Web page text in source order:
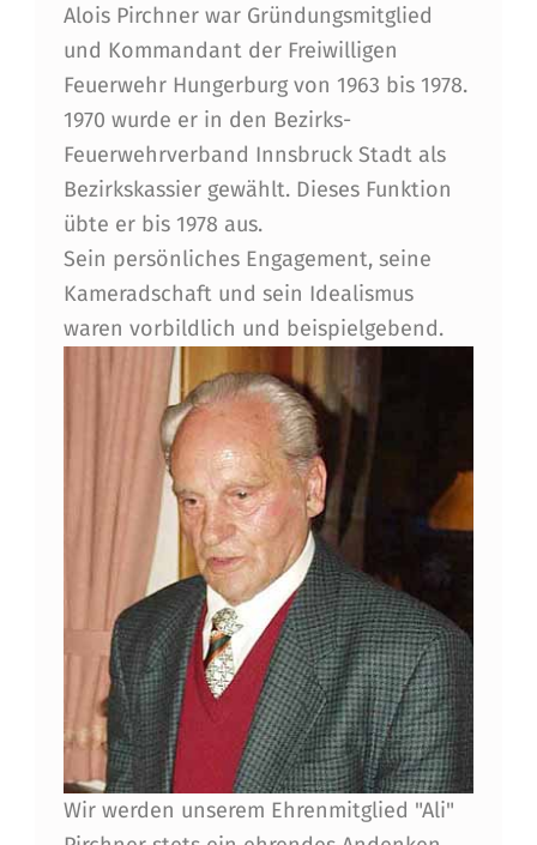
T
G
L
I
E
D
U
N
O
M
A
N
Alois Pirchner war Gründungsmitglied
und Kommandant der Freiwilligen
Feuerwehr Hungerburg von 1963 bis 1978.
1970 wurde er in den Bezirks-
Feuerwehrverband Innsbruck Stadt als
Bezirkskassier gewählt. Dieses Funktion
übte er bis 1978 aus.
Sein persönliches Engagement, seine
Kameradschaft und sein Idealismus
waren vorbildlich und beispielgebend.
Wir werden unserem Ehrenmitglied "Ali"